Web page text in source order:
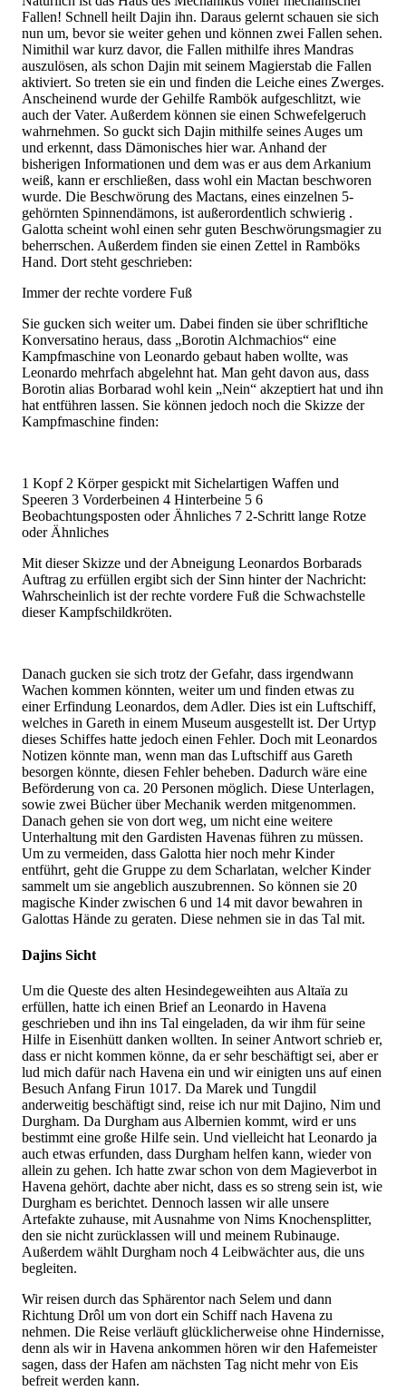
Fallen! Schnell heilt Dajin ihn. Daraus gelernt schauen sie sich
nun um, bevor sie weiter gehen und können zwei Fallen sehen.
Nimithil war kurz davor, die Fallen mithilfe ihres Mandras
auszulösen, als schon Dajin mit seinem Magierstab die Fallen
aktiviert. So treten sie ein und finden die Leiche eines Zwerges.
Anscheinend wurde der Gehilfe Rambök aufgeschlitzt, wie
auch der Vater. Außerdem können sie einen Schwefelgeruch
wahrnehmen. So guckt sich Dajin mithilfe seines Auges um
und erkennt, dass Dämonisches hier war. Anhand der
bisherigen Informationen und dem was er aus dem Arkanium
weiß, kann er erschließen, dass wohl ein Mactan beschworen
wurde. Die Beschwörung des Mactans, eines einzelnen 5-
gehörnten Spinnendämons, ist außerordentlich schwierig .
Galotta scheint wohl einen sehr guten Beschwörungsmagier zu
beherrschen. Außerdem finden sie einen Zettel in Ramböks
Hand. Dort steht geschrieben:
Immer der rechte vordere Fuß
Sie gucken sich weiter um. Dabei finden sie über schrifltiche
Konversatino heraus, dass „Borotin Alchmachios“ eine
Kampfmaschine von Leonardo gebaut haben wollte, was
Leonardo mehrfach abgelehnt hat. Man geht davon aus, dass
Borotin alias Borbarad wohl kein „Nein“ akzeptiert hat und ihn
hat entführen lassen. Sie können jedoch noch die Skizze der
Kampfmaschine finden:
1 Kopf 2 Körper gespickt mit Sichelartigen Waffen und
Speeren 3 Vorderbeinen 4 Hinterbeine 5 6
Beobachtungsposten oder Ähnliches 7 2-Schritt lange Rotze
oder Ähnliches
Mit dieser Skizze und der Abneigung Leonardos Borbarads
Auftrag zu erfüllen ergibt sich der Sinn hinter der Nachricht:
Wahrscheinlich ist der rechte vordere Fuß die Schwachstelle
dieser Kampfschildkröten.
Danach gucken sie sich trotz der Gefahr, dass irgendwann
Wachen kommen könnten, weiter um und finden etwas zu
einer Erfindung Leonardos, dem Adler. Dies ist ein Luftschiff,
welches in Gareth in einem Museum ausgestellt ist. Der Urtyp
dieses Schiffes hatte jedoch einen Fehler. Doch mit Leonardos
Notizen könnte man, wenn man das Luftschiff aus Gareth
besorgen könnte, diesen Fehler beheben. Dadurch wäre eine
Beförderung von ca. 20 Personen möglich. Diese Unterlagen,
sowie zwei Bücher über Mechanik werden mitgenommen.
Danach gehen sie von dort weg, um nicht eine weitere
Unterhaltung mit den Gardisten Havenas führen zu müssen.
Um zu vermeiden, dass Galotta hier noch mehr Kinder
entführt, geht die Gruppe zu dem Scharlatan, welcher Kinder
sammelt um sie angeblich auszubrennen. So können sie 20
magische Kinder zwischen 6 und 14 mit davor bewahren in
Galottas Hände zu geraten. Diese nehmen sie in das Tal mit.
Dajins Sicht
Um die Queste des alten Hesindegeweihten aus Altaïa zu
erfüllen, hatte ich einen Brief an Leonardo in Havena
geschrieben und ihn ins Tal eingeladen, da wir ihm für seine
Hilfe in Eisenhütt danken wollten. In seiner Antwort schrieb er,
dass er nicht kommen könne, da er sehr beschäftigt sei, aber er
lud mich dafür nach Havena ein und wir einigten uns auf einen
Besuch Anfang Firun 1017. Da Marek und Tungdil
anderweitig beschäftigt sind, reise ich nur mit Dajino, Nim und
Durgham. Da Durgham aus Albernien kommt, wird er uns
bestimmt eine große Hilfe sein. Und vielleicht hat Leonardo ja
auch etwas erfunden, dass Durgham helfen kann, wieder von
allein zu gehen. Ich hatte zwar schon von dem Magieverbot in
Havena gehört, dachte aber nicht, dass es so streng sein ist, wie
Durgham es berichtet. Dennoch lassen wir alle unsere
Artefakte zuhause, mit Ausnahme von Nims Knochensplitter,
den sie nicht zurücklassen will und meinem Rubinauge.
Außerdem wählt Durgham noch 4 Leibwächter aus, die uns
begleiten.
Wir reisen durch das Sphärentor nach Selem und dann
Richtung Drôl um von dort ein Schiff nach Havena zu
nehmen. Die Reise verläuft glücklicherweise ohne Hindernisse,
denn als wir in Havena ankommen hören wir den Hafemeister
sagen, dass der Hafen am nächsten Tag nicht mehr von Eis
befreit werden kann.